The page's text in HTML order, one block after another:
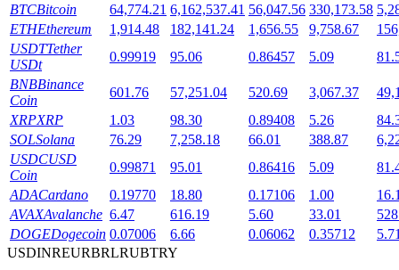
การล็อค BTR
การลงทุนพิเศษสำหรับผู้ถือ BTR
BTCBitcoin 64,774.21 6,162,537.41 56,047.56 330,173.58
ETHEthereum 1,914.48 182,141.24 1,656.55 9,758.67
USDTTether
USDt
0.99919 95.06 0.86457 5.09
BNBBinance
Coin
601.76 57,251.04 520.69 3,067.37
XRPXRP 1.03 98.30 0.89408 5.26
SOLSolana 76.29 7,258.18 66.01 388.87
USDCUSD
Coin
0.99871 95.01 0.86416 5.09
ADACardano 0.19770 18.80 0.17106 1.00
AVAXAvalanche 6.47 616.19 5.60 33.01
DOGEDogecoin 0.07006 6.66 0.06062 0.35712
USDINREURBRLRUBTRY